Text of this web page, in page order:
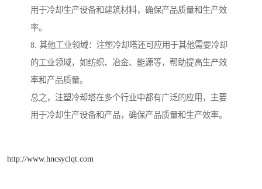
用于冷却生产设备和建筑材料，确保产品质量和生产效
率。
8. 其他工业领域：注塑冷却塔还可应用于其他需要冷却
的工业领域，如纺织、冶金、能源等，帮助提高生产效
率和产品质量。
总之，注塑冷却塔在多个行业中都有广泛的应用，主要
用于冷却生产设备和产品，确保产品质量和生产效率。
http://www.hncsyclqt.com